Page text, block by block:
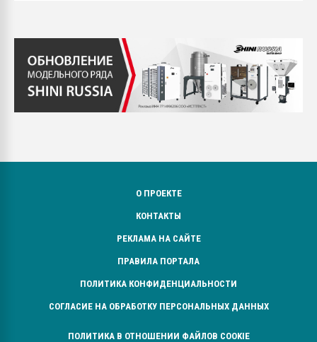
О ПРОЕКТЕ
КОНТАКТЫ
РЕКЛАМА НА САЙТЕ
ПРАВИЛА ПОРТАЛА
ПОЛИТИКА КОНФИДЕНЦИАЛЬНОСТИ
СОГЛАСИЕ НА ОБРАБОТКУ ПЕРСОНАЛЬНЫХ ДАННЫХ
ПОЛИТИКА В ОТНОШЕНИИ ФАЙЛОВ COOKIE